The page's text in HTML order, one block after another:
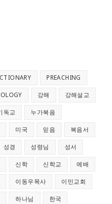
PREACHING
강해 강해설교
독교 누가복음
미국 믿음 복음서
성경 성령님 성서
신학 신학교 예배
이동우목사 이민교회
하나님 한국